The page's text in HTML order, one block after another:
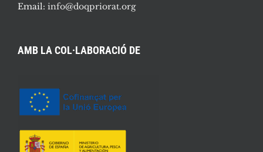
Email: info@doqpriorat.org
AMB LA COL·LABORACIÓ DE